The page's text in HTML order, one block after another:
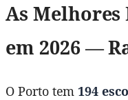
As Melhores
em 2026 —
O Porto tem194